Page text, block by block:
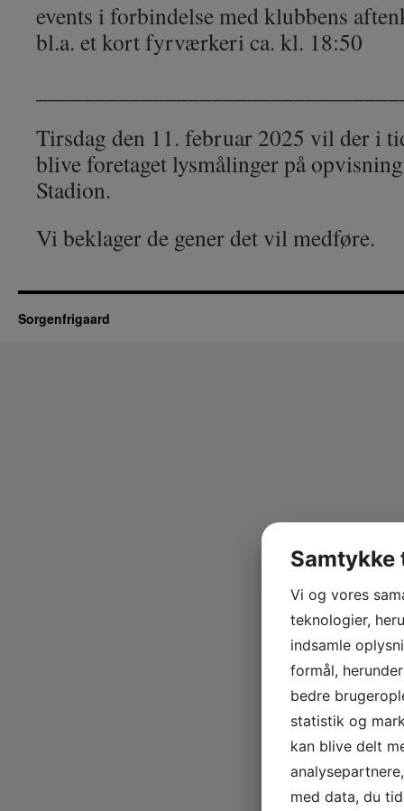
events i forbindelse med klubbens
bl.a. et kort fyrværkeri ca. kl. 18:50
Tirsdag den 11. februar 2025 vil der i
blive foretaget lysmålinger på
Stadion.
Vi beklager de gener det vil medføre.
Sorgenfrigaard
Vi og vores
teknologier,
indsamle
formål,
bedre
statistik og
kan blive delt
med data, du